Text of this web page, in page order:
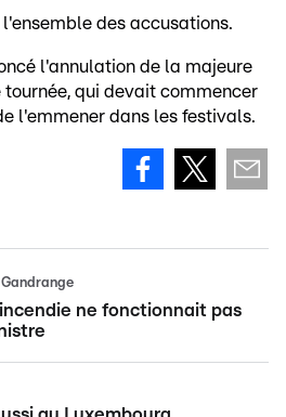
des accusations.
l'annulation de la majeure
qui devait commencer
l'emmener dans les festivals.
ne fonctionnait pas